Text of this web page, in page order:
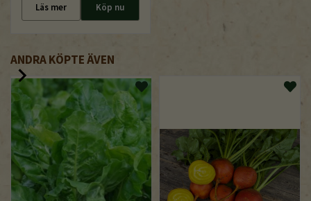
Läs mer Köp nu
ANDRA KÖPTE ÄVEN